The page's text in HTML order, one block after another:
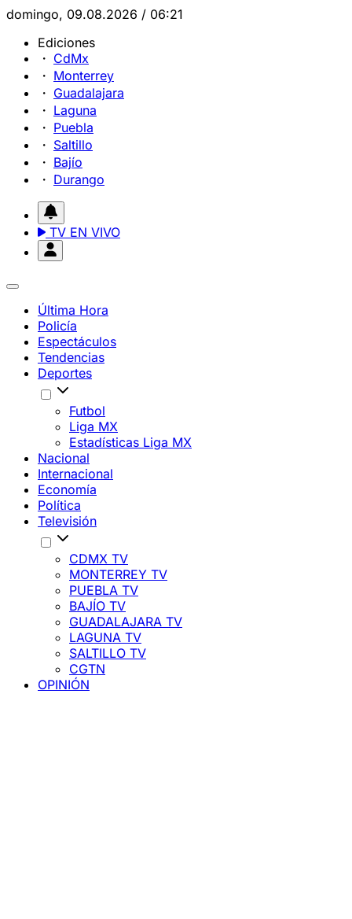
domingo, 09.08.2026 / 06:21
Ediciones
CdMx
Monterrey
Guadalajara
Laguna
Puebla
Saltillo
Bajío
Durango
TV EN VIVO
Última Hora
Policía
Espectáculos
Tendencias
Deportes
Futbol
Liga MX
Estadísticas Liga MX
Nacional
Internacional
Economía
Política
Televisión
CDMX TV
MONTERREY TV
PUEBLA TV
BAJÍO TV
GUADALAJARA TV
LAGUNA TV
SALTILLO TV
CGTN
OPINIÓN